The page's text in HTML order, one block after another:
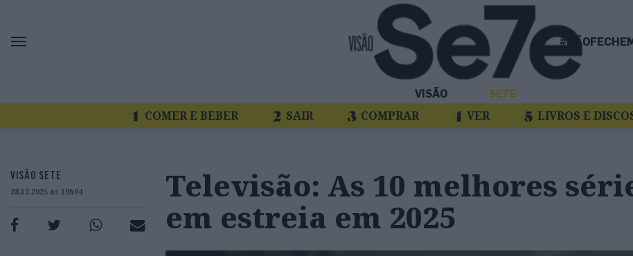
VISÃO SE7E
COMER E BEBER SAIR COMPRAR VER LIVROS E
VISÃO SETE
28.12.2025 às 19h04
Televisão: As 10 melhores
em estreia em 2025